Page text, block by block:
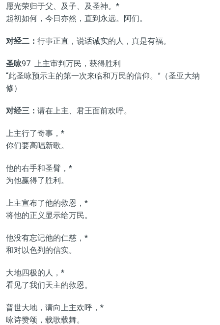
愿光荣归于父、及子、及圣神。*
起初如何，今日亦然，直到永远。阿们。
对经二： 行事正直，说话诚实的人，真是有福。
圣咏97 上主审判万民，获得胜利
“此圣咏预示主的第一次来临和万民的信仰。”（圣亚大纳
修）
对经三： 请在上主、君王面前欢呼。
上主行了奇事，*
你们要高唱新歌。
他的右手和圣臂，*
为他赢得了胜利。
上主宣布了他的救恩，*
将他的正义显示给万民。
他没有忘记他的仁慈，*
和对以色列的信实。
大地四极的人，*
看见了我们天主的救恩。
普世大地，请向上主欢呼，*
咏诗赞颂，载歌载舞。